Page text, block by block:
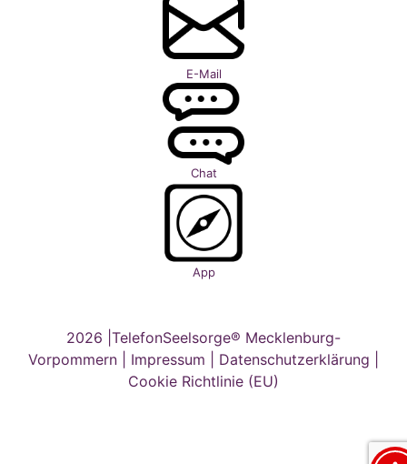
E-Mail
Chat
App
2026 |TelefonSeelsorge® Mecklenburg-
Vorpommern | Impressum Datenschutzerklärung
Cookie Richtlinie (EU)